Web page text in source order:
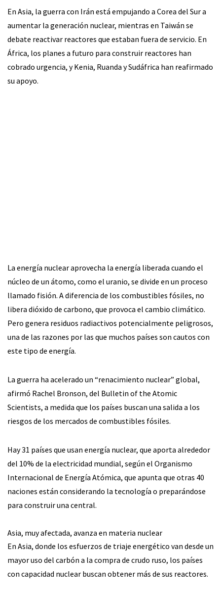
En Asia, la guerra con Irán está empujando a Corea del Sur a
aumentar la generación nuclear, mientras en Taiwán se
debate reactivar reactores que estaban fuera de servicio. En
África, los planes a futuro para construir reactores han
cobrado urgencia, y Kenia, Ruanda y Sudáfrica han reafirmado
su apoyo.
La energía nuclear aprovecha la energía liberada cuando el
núcleo de un átomo, como el uranio, se divide en un proceso
llamado fisión. A diferencia de los combustibles fósiles, no
libera dióxido de carbono, que provoca el cambio climático.
Pero genera residuos radiactivos potencialmente peligrosos,
una de las razones por las que muchos países son cautos con
este tipo de energía.
La guerra ha acelerado un “renacimiento nuclear” global,
afirmó Rachel Bronson, del Bulletin of the Atomic
Scientists, a medida que los países buscan una salida a los
riesgos de los mercados de combustibles fósiles.
Hay 31 países que usan energía nuclear, que aporta alrededor
del 10% de la electricidad mundial, según el Organismo
Internacional de Energía Atómica, que apunta que otras 40
naciones están considerando la tecnología o preparándose
para construir una central.
Asia, muy afectada, avanza en materia nuclear
En Asia, donde los esfuerzos de triaje energético van desde un
mayor uso del carbón a la compra de crudo ruso, los países
con capacidad nuclear buscan obtener más de sus reactores.